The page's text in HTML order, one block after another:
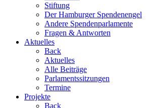
Stiftung
Der Hamburger Spendenengel
Andere Spendenparlamente
Fragen & Antworten
Aktuelles
Back
Aktuelles
Alle Beiträge
Parlamentssitzungen
Termine
Projekte
Back